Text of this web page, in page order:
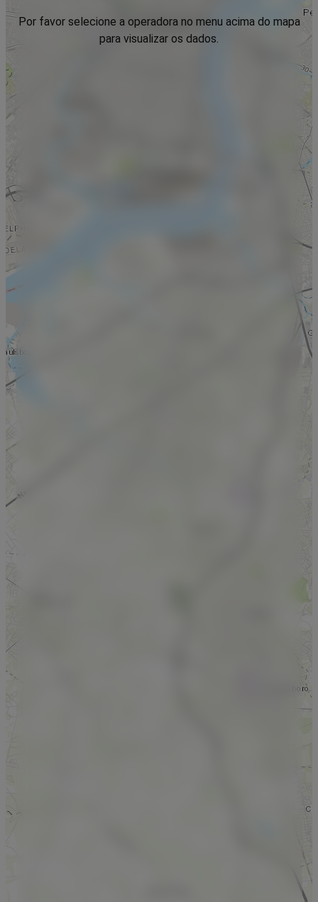
Por favor selecione a operadora no menu acima do mapa
para visualizar os dados.